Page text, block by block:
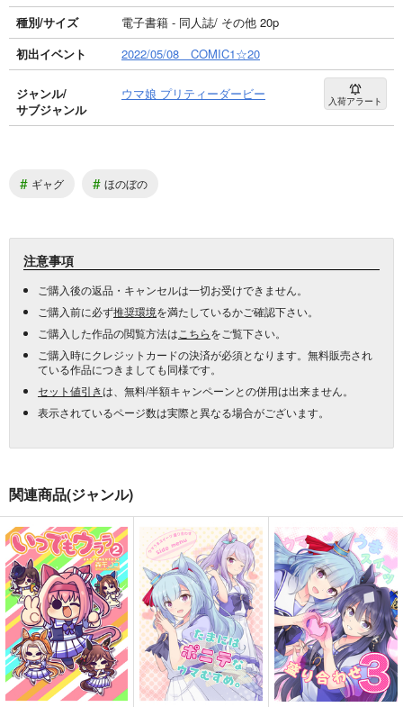
種別/サイズ
電子書籍 - 同人誌/ その他 20p
初出イベント
2022/05/08 COMIC1☆20
ジャンル/
サブジャンル
ウマ娘 プリティーダービー 入荷アラート
# ギャグ # ほのぼの
注意事項
ご購入後の返品・キャンセルは一切お受けできません。
ご購入前に必ず推奨環境を満たしているかご確認下さい。
ご購入した作品の閲覧方法は こちらをご覧下さい。
ご購入時にクレジットカードの決済が必須となります。無料販売され
ている作品につきましても同様です。
セット値引きは、無料/半額キャンペーンとの併用は出来ません。
表示されているページ数は実際と異なる場合がございます。
関連商品(ジャンル)